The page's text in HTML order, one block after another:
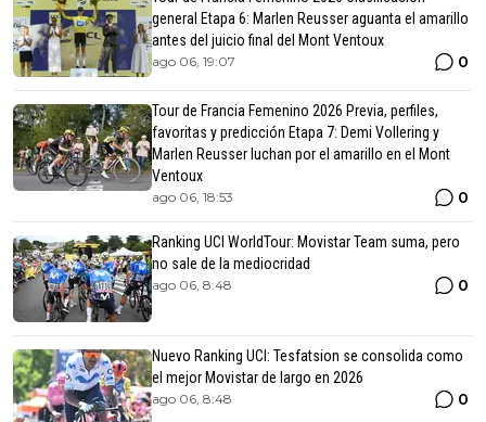
general Etapa 6: Marlen Reusser aguanta el amarillo
antes del juicio final del Mont Ventoux
ago 06, 19:07 0
Tour de Francia Femenino 2026 Previa, perfiles,
favoritas y predicción Etapa 7: Demi Vollering y
Marlen Reusser luchan por el amarillo en el Mont
Ventoux
ago 06, 18:53 0
Ranking UCI WorldTour: Movistar Team suma, pero
no sale de la mediocridad
ago 06, 8:48 0
Nuevo Ranking UCI: Tesfatsion se consolida como
el mejor Movistar de largo en 2026
ago 06, 8:48 0